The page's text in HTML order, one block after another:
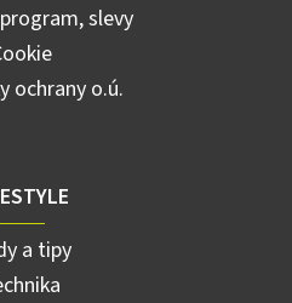
slevy
ochrany o.ú.
a tipy